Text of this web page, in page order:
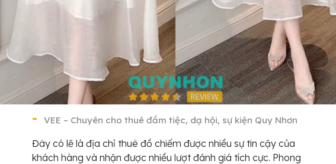
VEE – Chuyên cho thuê đầm tiệc, dạ hội, sự kiện Quy Nhơn
Đây có lẽ là địa chỉ thuê đồ chiếm được nhiều sự tin cậy của
khách hàng và nhận được nhiều lượt đánh giá tích cực. Phong